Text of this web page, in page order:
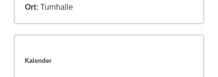
Ort: Turnhalle
Kalender